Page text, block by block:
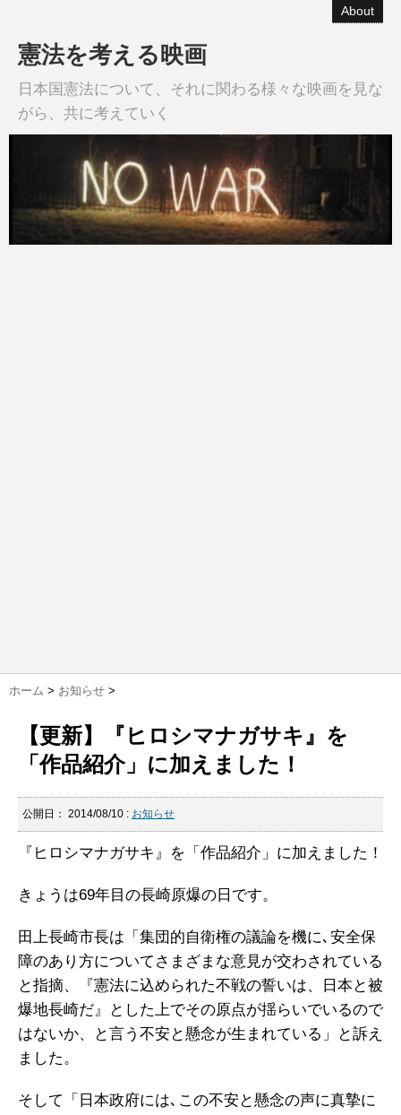
About
憲法を考える映画
日本国憲法について、それに関わる様々な映画を見な
がら、共に考えていく
ホーム > お知らせ >
【更新】『ヒロシマナガサキ』を
「作品紹介」に加えました！
公開日： 2014/08/10 : お知らせ
『ヒロシマナガサキ』を「作品紹介」に加えました！
きょうは69年目の長崎原爆の日です。
田上長崎市長は「集団的自衛権の議論を機に､安全保
障のあり方についてさまざまな意見が交わされている
と指摘、『憲法に込められた不戦の誓いは、日本と被
爆地長崎だ』とした上でその原点が揺らいでいるので
はないか、と言う不安と懸念が生まれている」と訴え
ました。
そして「日本政府には､この不安と懸念の声に真摯に